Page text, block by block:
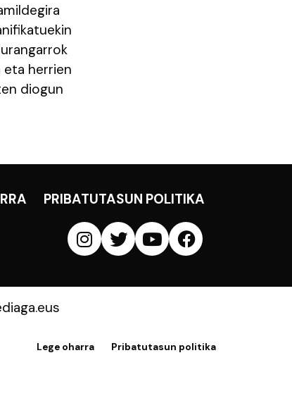
eta herrien
diogun
PRIBATUTASUN POLITIKA
Lege oharra Pribatutasun politika